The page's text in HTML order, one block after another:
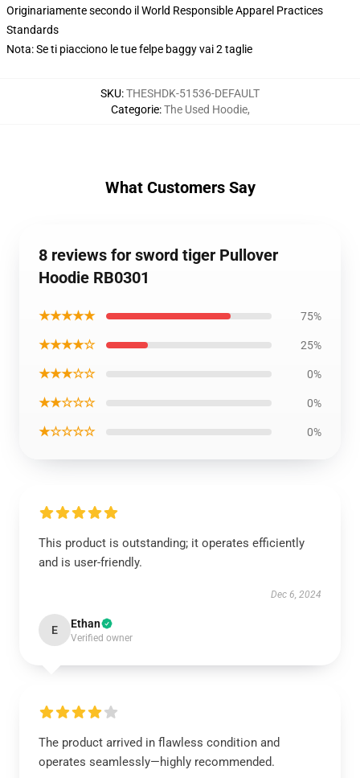
Originariamente secondo il World Responsible Apparel Practices
Standards
Nota: Se ti piacciono le tue felpe baggy vai 2 taglie
SKU:THESHDK-51536-DEFAULT
Categorie:The Used Hoodie,
What Customers Say
8 reviews for sword tiger Pullover
Hoodie RB0301
★★★★★ 75%
★★★★☆ 25%
★★★☆☆ 0%
★★☆☆☆ 0%
★☆☆☆☆ 0%
This product is outstanding; it operates efficiently
and is user-friendly.
Dec 6, 2024
E Ethan
Verified owner
The product arrived in flawless condition and
operates seamlessly—highly recommended.